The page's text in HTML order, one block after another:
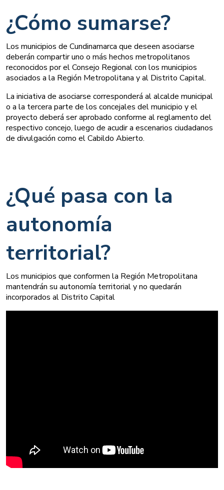
¿Cómo sumarse?
Los municipios de Cundinamarca que deseen asociarse
deberán compartir uno o más hechos metropolitanos
reconocidos por el Consejo Regional con los municipios
asociados a la Región Metropolitana y al Distrito Capital.
La iniciativa de asociarse corresponderá al alcalde municipal
o a la tercera parte de los concejales del municipio y el
proyecto deberá ser aprobado conforme al reglamento del
respectivo concejo, luego de acudir a escenarios ciudadanos
de divulgación como el Cabildo Abierto.
¿Qué pasa con la
autonomía
territorial?
Los municipios que conformen la Región Metropolitana
mantendrán su autonomía territorial y no quedarán
incorporados al Distrito Capital